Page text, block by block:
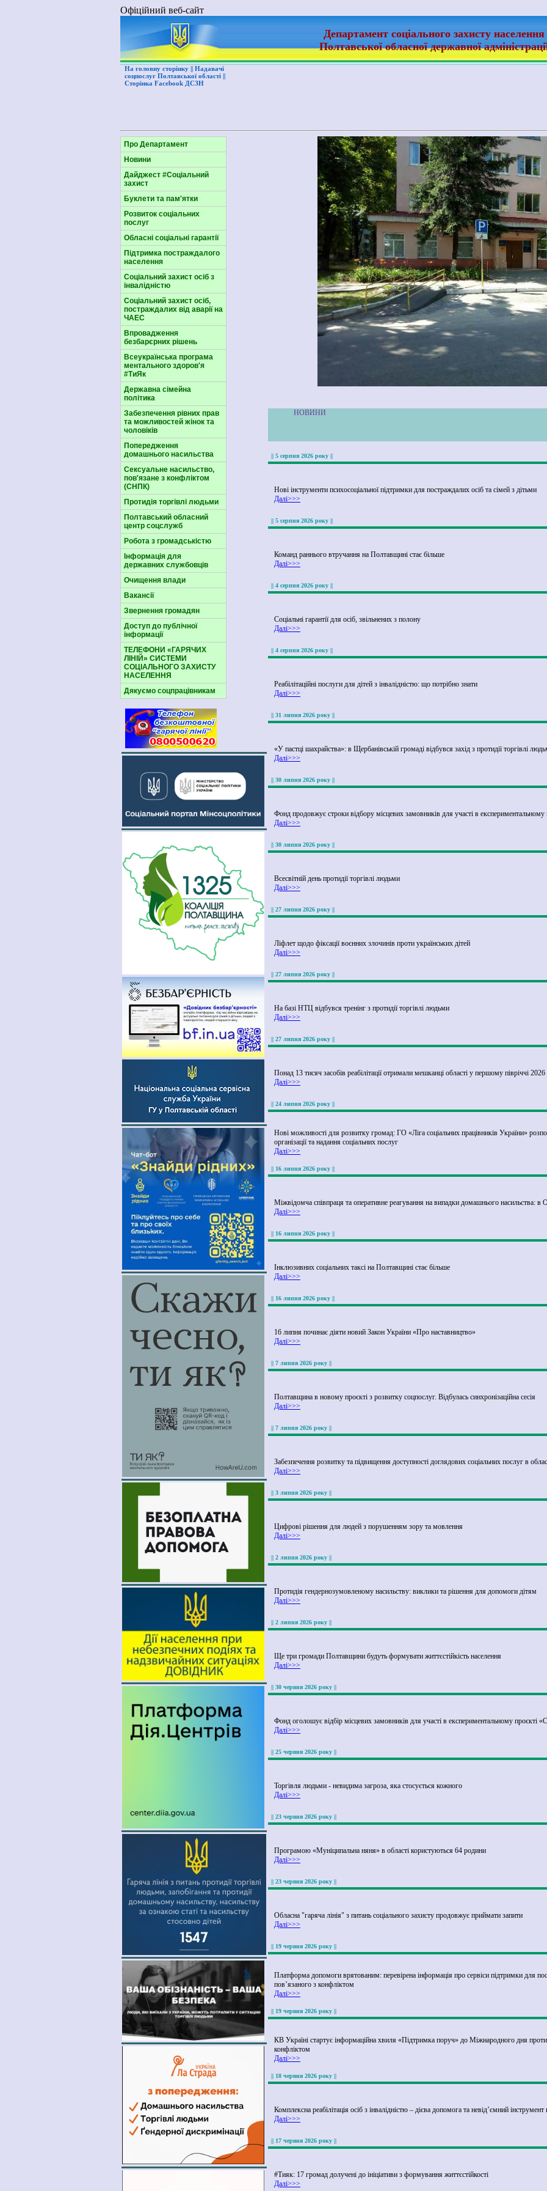
Офіційний веб-сайт
Департамент соціального захисту населення
Полтавської обласної державної
На головну сторінку || Надавачі
соцпослуг Полтавської області ||
Сторінка Facebook ДСЗН
Про Департамент
Новини
Дайджест #Соціальний
захист
Буклети та пам'ятки
Розвиток соціальних
послуг
Обласні соціальні гарантії
Підтримка постраждалого
населення
Соціальний захист осіб з
інвалідністю
Соціальний захист осіб,
постраждалих від аварії на
ЧАЕС
Впровадження
безбарєрних рішень
Всеукраїнська програма
ментального здоров'я
#ТиЯк
Державна сімейна
політика
Забезпечення рівних прав
та можливостей жінок та
чоловіків
Попередження
домашнього насильства
Сексуальне насильство,
пов'язане з конфліктом
(СНПК)
Протидія торгівлі людьми
Полтавський обласний
центр соцслужб
Робота з громадськістю
Інформація для
державних службовців
Очищення влади
Вакансії
Звернення громадян
Доступ до публічної
інформації
ТЕЛЕФОНИ «ГАРЯЧИХ
ЛІНІЙ» СИСТЕМИ
СОЦІАЛЬНОГО ЗАХИСТУ
НАСЕЛЕННЯ
Дякуємо соцпрацівникам
НОВИНИ
|| 5 серпня 2026 року ||
Нові інструменти психосоціальної підтримки для постраждалих осіб та сімей з дітьми
Далі>>>
|| 5 серпня 2026 року ||
Команд раннього втручання на Полтавщині стає більше
Далі>>>
|| 4 серпня 2026 року ||
Соціальні гарантії для осіб, звільнених з полону
Далі>>>
|| 4 серпня 2026 року ||
Реабілітаційні послуги для дітей з інвалідністю: що потрібно знати
Далі>>>
|| 31 липня 2026 року ||
«У пастці шахрайства»: в Щербанівській громаді відбувся захід з протидії торгівлі
Далі>>>
|| 30 липня 2026 року ||
Фонд продовжує строки відбору місцевих замовників для участі в експериментальному
Далі>>>
|| 30 липня 2026 року ||
Всесвітній день протидії торгівлі людьми
Далі>>>
|| 27 липня 2026 року ||
Ліфлет щодо фіксації воєнних злочинів проти українських дітей
Далі>>>
|| 27 липня 2026 року ||
На базі НТЦ відбувся тренінг з протидії торгівлі людьми
Далі>>>
|| 27 липня 2026 року ||
Понад 13 тисяч засобів реабілітації отримали мешканці області у першому півріччі
Далі>>>
|| 24 липня 2026 року ||
Нові можливості для розвитку громад: ГО «Ліга соціальних працівників України»
організації та надання соціальних послуг
Далі>>>
|| 16 липня 2026 року ||
Міжвідомча співпраця та оперативне реагування на випадки домашнього насильства: в
Далі>>>
|| 16 липня 2026 року ||
Інклюзивних соціальних таксі на Полтавщині стає більше
Далі>>>
|| 16 липня 2026 року ||
16 липня починає діяти новий Закон України «Про наставництво»
Далі>>>
|| 7 липня 2026 року ||
Полтавщина в новому проєкті з розвитку соцпослуг. Відбулась синхронізаційна сесія
Далі>>>
|| 7 липня 2026 року ||
Забезпечення розвитку та підвищення доступності доглядових соціальних послуг в
Далі>>>
|| 3 липня 2026 року ||
Цифрові рішення для людей з порушенням зору та мовлення
Далі>>>
|| 2 липня 2026 року ||
Протидія гендернозумовленому насильству: виклики та рішення для допомоги дітям
Далі>>>
|| 2 липня 2026 року ||
Ще три громади Полтавщини будуть формувати життєстійкість населення
Далі>>>
|| 30 червня 2026 року ||
Фонд оголошує відбір місцевих замовників для участі в експериментальному проєкті
Далі>>>
|| 25 червня 2026 року ||
Торгівля людьми - невидима загроза, яка стосується кожного
Далі>>>
|| 23 червня 2026 року ||
Програмою «Муніципальна няня» в області користуються 64 родини
Далі>>>
|| 23 червня 2026 року ||
Обласна "гаряча лінія" з питань соціального захисту продовжує приймати запити
Далі>>>
|| 19 червня 2026 року ||
Платформа допомоги врятованим: перевірена інформація про сервіси підтримки для
пов’язаного з конфліктом
Далі>>>
|| 19 червня 2026 року ||
КВ Україні стартує інформаційна хвиля «Підтримка поруч» до Міжнародного дня
конфліктом
Далі>>>
|| 18 червня 2026 року ||
Комплексна реабілітація осіб з інвалідністю – дієва допомога та невід’ємний
Далі>>>
|| 17 червня 2026 року ||
#Тияк: 17 громад долучені до ініціативи з формування життєстійкості
Далі>>>